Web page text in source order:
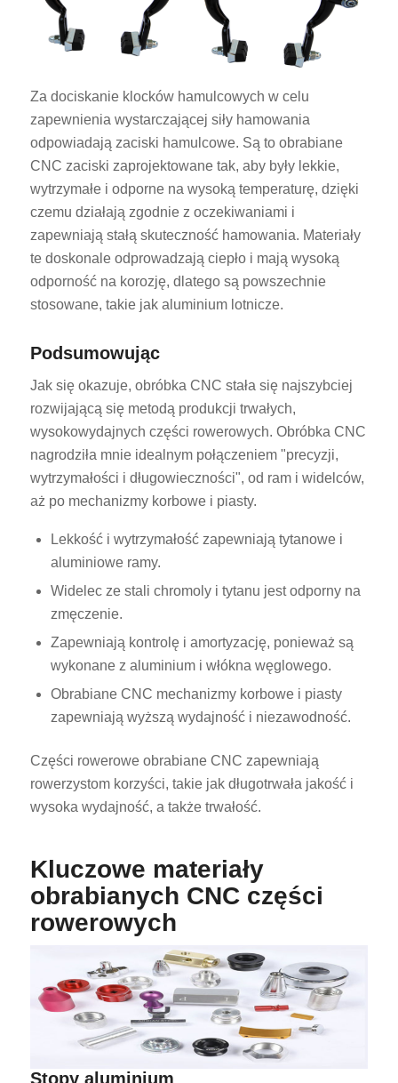
Za dociskanie klocków hamulcowych w celu
zapewnienia wystarczającej siły hamowania
odpowiadają zaciski hamulcowe. Są to obrabiane
CNC zaciski zaprojektowane tak, aby były lekkie,
wytrzymałe i odporne na wysoką temperaturę, dzięki
czemu działają zgodnie z oczekiwaniami i
zapewniają stałą skuteczność hamowania. Materiały
te doskonale odprowadzają ciepło i mają wysoką
odporność na korozję, dlatego są powszechnie
stosowane, takie jak aluminium lotnicze.
Podsumowując
Jak się okazuje, obróbka CNC stała się najszybciej
rozwijającą się metodą produkcji trwałych,
wysokowydajnych części rowerowych. Obróbka CNC
nagrodziła mnie idealnym połączeniem "precyzji,
wytrzymałości i długowieczności", od ram i widelców,
aż po mechanizmy korbowe i piasty.
Lekkość i wytrzymałość zapewniają tytanowe i
aluminiowe ramy.
Widelec ze stali chromoly i tytanu jest odporny na
zmęczenie.
Zapewniają kontrolę i amortyzację, ponieważ są
wykonane z aluminium i włókna węglowego.
Obrabiane CNC mechanizmy korbowe i piasty
zapewniają wyższą wydajność i niezawodność.
Części rowerowe obrabiane CNC zapewniają
rowerzystom korzyści, takie jak długotrwała jakość i
wysoka wydajność, a także trwałość.
Kluczowe materiały
obrabianych CNC części
rowerowych
Stopy aluminium